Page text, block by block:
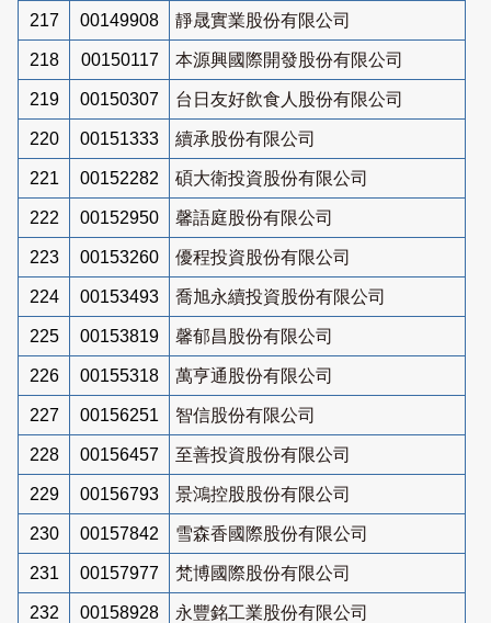
217 00149908 靜晟實業股份有限公司
218 00150117 本源興國際開發股份有限公司
219 00150307 台日友好飲食人股份有限公司
220 00151333 續承股份有限公司
221 00152282 碩大衛投資股份有限公司
222 00152950 馨語庭股份有限公司
223 00153260 優程投資股份有限公司
224 00153493 喬旭永續投資股份有限公司
225 00153819 馨郁昌股份有限公司
226 00155318 萬亨通股份有限公司
227 00156251 智信股份有限公司
228 00156457 至善投資股份有限公司
229 00156793 景鴻控股股份有限公司
230 00157842 雪森香國際股份有限公司
231 00157977 梵博國際股份有限公司
232 00158928 永豐銘工業股份有限公司